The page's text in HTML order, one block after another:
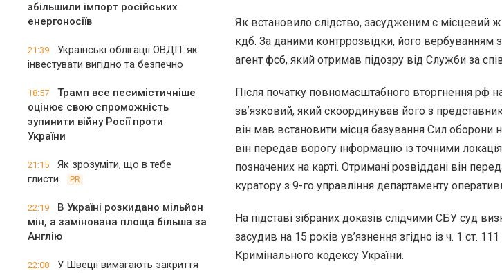
збільшили імпорт російських
енергоносіїв
21:39
Українські облігації ОВДП: як
інвестувати вигідно та безпечно
18:57
Трамп все песимістичніше
оцінює свою спроможність
зупинити війну Росії проти
України
21:15
Як зрозуміти, що в тебе
глисти
PR
22:19
В Україні розкидано мільйон
мін, а замінована площа більша за
Англію
22:08
У Швеції вимагають закриття
Як встановило слідство, засудженим є місцевий
кдб. За даними контррозвідки, його вербуванням
агент фсб, який отримав підозру від Служби за
Після початку повномасштабного вторгнення рф
звʼязковий, який скоординував його з
він мав встановити місця базування Сил оборони
він передав ворогу інформацію із точними
позначених на карті. Отримані розвіддані він
куратору з 9-го управління департаменту
На підставі зібраних доказів слідчими СБУ суд
засудив на 15 років ув’язнення згідно із ч. 1 ст.
Кримінального кодексу України.